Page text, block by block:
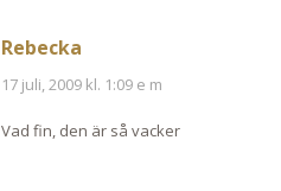
Rebecka
17 juli, 2009 kl. 1:09 e m
Vad fin, den är så vacker